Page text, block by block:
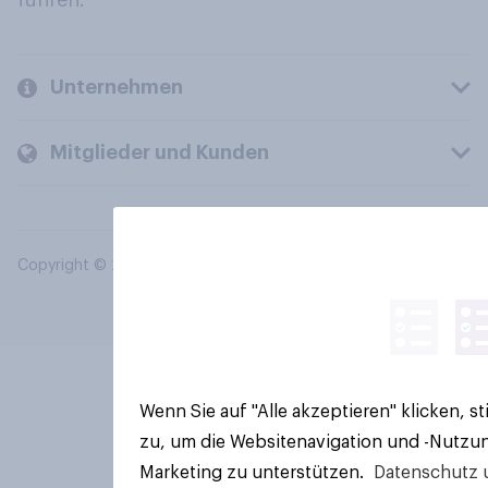
Unternehmen
Mitglieder und Kunden
Copyright © 2026 YouGov PLC. Alle Rechte vorbehalten.
Wenn Sie auf "Alle akzeptieren" klicken,
zu, um die Websitenavigation und -
Marketing zu unterstützen.
Datenschutz